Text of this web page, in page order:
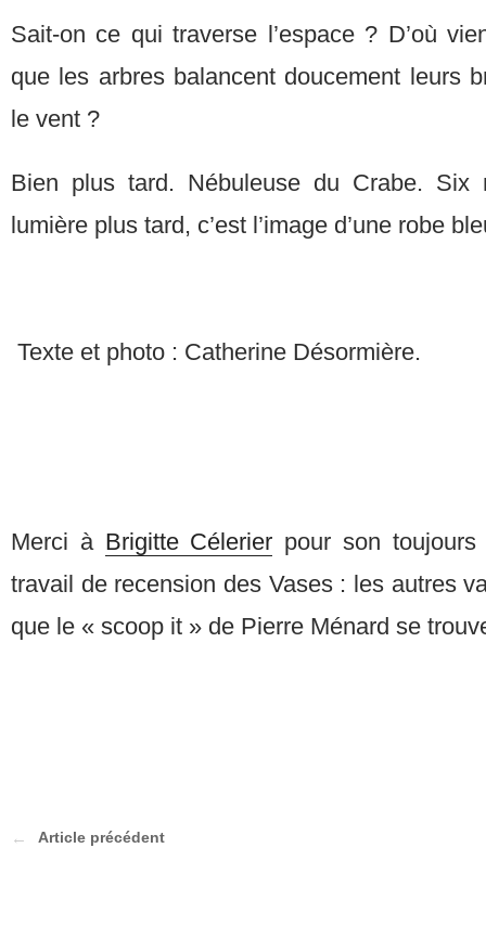
Sait-on ce qui traverse l’espace ? D’où
que les arbres balancent doucement leurs
le vent ?
Bien plus tard. Nébuleuse du Crabe. Six
lumière plus tard, c’est l’image d’une robe
Texte et photo : Catherine Désormière.
Merci à Brigitte Célerier pour son
travail de recension des Vases : les autres
que le « scoop it » de Pierre Ménard se
Article précédent